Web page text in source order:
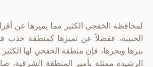
لمحافظة الخفجي الكثير مما يميزها عن
الحبيبة، ففضلاً عن تميزها كمنطقة جذب
ببرها وبحرها، فإن منطقة الخفجي لها
الرشيدة ممثلة بأمير المنطقة الشرقية،